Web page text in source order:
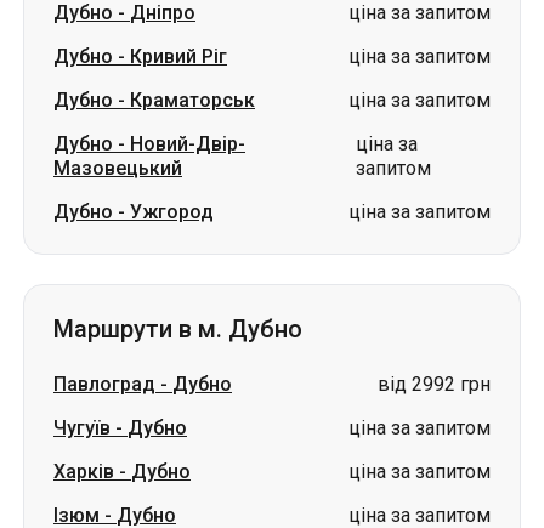
Дубно - Дніпро
ціна за запитом
Дубно - Кривий Ріг
ціна за запитом
Дубно - Краматорськ
ціна за запитом
Дубно - Новий-Двір-
Мазовецький
ціна за
запитом
Дубно - Ужгород ціна за запитом
Маршрути в м. Дубно
Павлоград - Дубно
від 2992 грн
Чугуїв - Дубно
ціна за запитом
Харків - Дубно
ціна за запитом
Ізюм - Дубно
ціна за запитом